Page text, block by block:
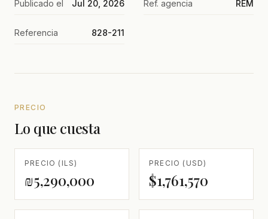
Publicado el Jul 20, 2026 Ref. agencia REM
Referencia 828-211
PRECIO
Lo que cuesta
PRECIO (ILS)
₪5,290,000
PRECIO (USD)
$1,761,570